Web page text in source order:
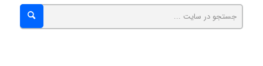
abolfazlkoshehe